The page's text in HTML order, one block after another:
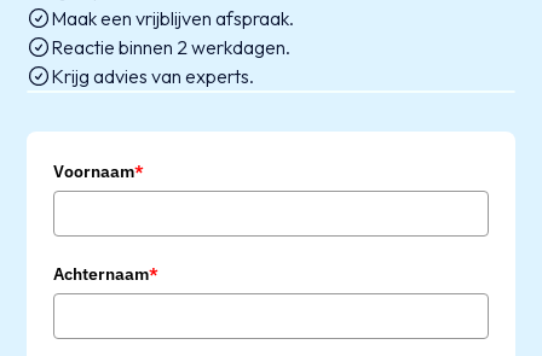
Maak een vrijblijven afspraak.
Reactie binnen 2 werkdagen.
Krijg advies van experts.
Voornaam*
Achternaam*